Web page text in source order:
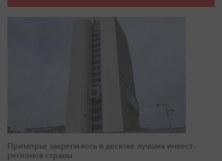
Приморье закрепилось в десятке лучших инвест-
регионов страны